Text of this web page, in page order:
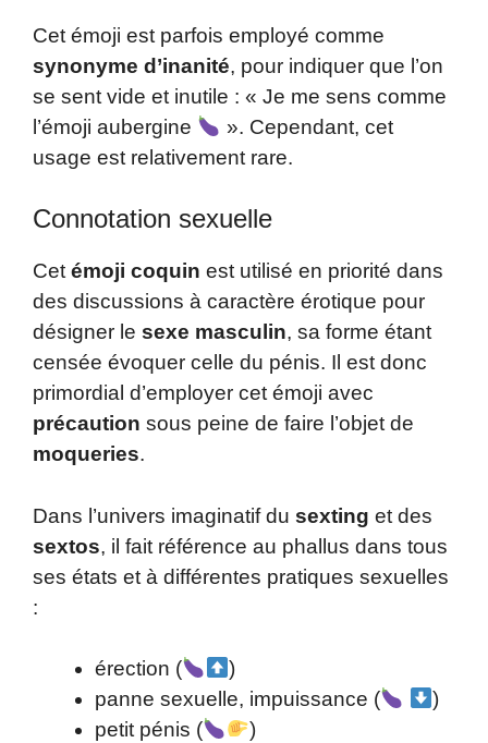
Cet émoji est parfois employé comme
synonyme d’inanité, pour indiquer que l’on
se sent vide et inutile : « Je me sens comme
l’émoji aubergine
». Cependant, cet
usage est relativement rare.
Connotation sexuelle
Cet émoji coquin est utilisé en priorité dans
des discussions à caractère érotique pour
désigner le sexe masculin, sa forme étant
censée évoquer celle du pénis. Il est donc
primordial d’employer cet émoji avec
précaution sous peine de faire l’objet de
moqueries.
Dans l’univers imaginatif du sexting et des
sextos, il fait référence au phallus dans tous
ses états et à différentes pratiques sexuelles
:
érection (
)
panne sexuelle, impuissance (
)
petit pénis (
)